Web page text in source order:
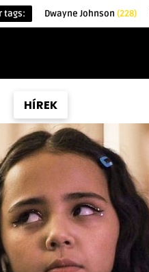
tags: Dwayne Johnson (228)
HÍREK